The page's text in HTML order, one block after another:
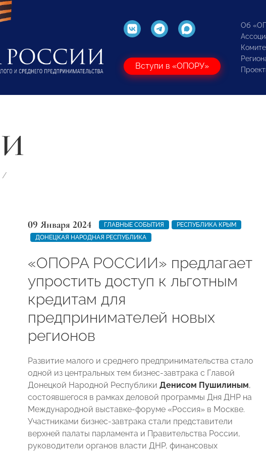
Вступи в «ОПОРУ»
Об
09 Января 2024 ГЛАВНЫЕ СОБЫТИЯ
РЕСПУБЛИКА КРЫМ
ДОНЕЦКАЯ НАРОДНАЯ РЕСПУБЛИКА
«ОПОРА РОССИИ» предлагает
упростить доступ к льготным
кредитам для
предпринимателей новых
регионов
Развитие малого и среднего предпринимательства стало
одной из центральных тем бизнес-завтрака с Главой
Донецкой Народной Республики Денисом Пушилиным,
состоявшегося в рамках деловой программы Дня ДНР на
Международной выставке-форуме «Россия» в Москве.
Участниками бизнес-завтрака стали представители
верхней палаты парламента и Правительства России,
руководители органов власти ДНР, финансовых